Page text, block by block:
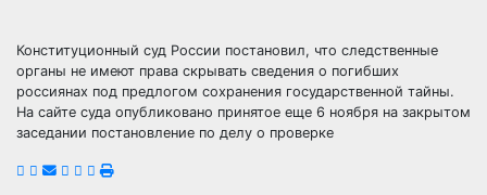
Конституционный суд России постановил, что следственные
органы не имеют права скрывать сведения о погибших
россиянах под предлогом сохранения государственной тайны.
На сайте суда опубликовано принятое еще 6 ноября на закрытом
заседании постановление по делу о проверке